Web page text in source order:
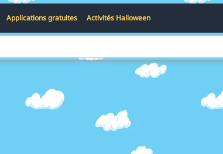
Applications gratuites Activités Halloween